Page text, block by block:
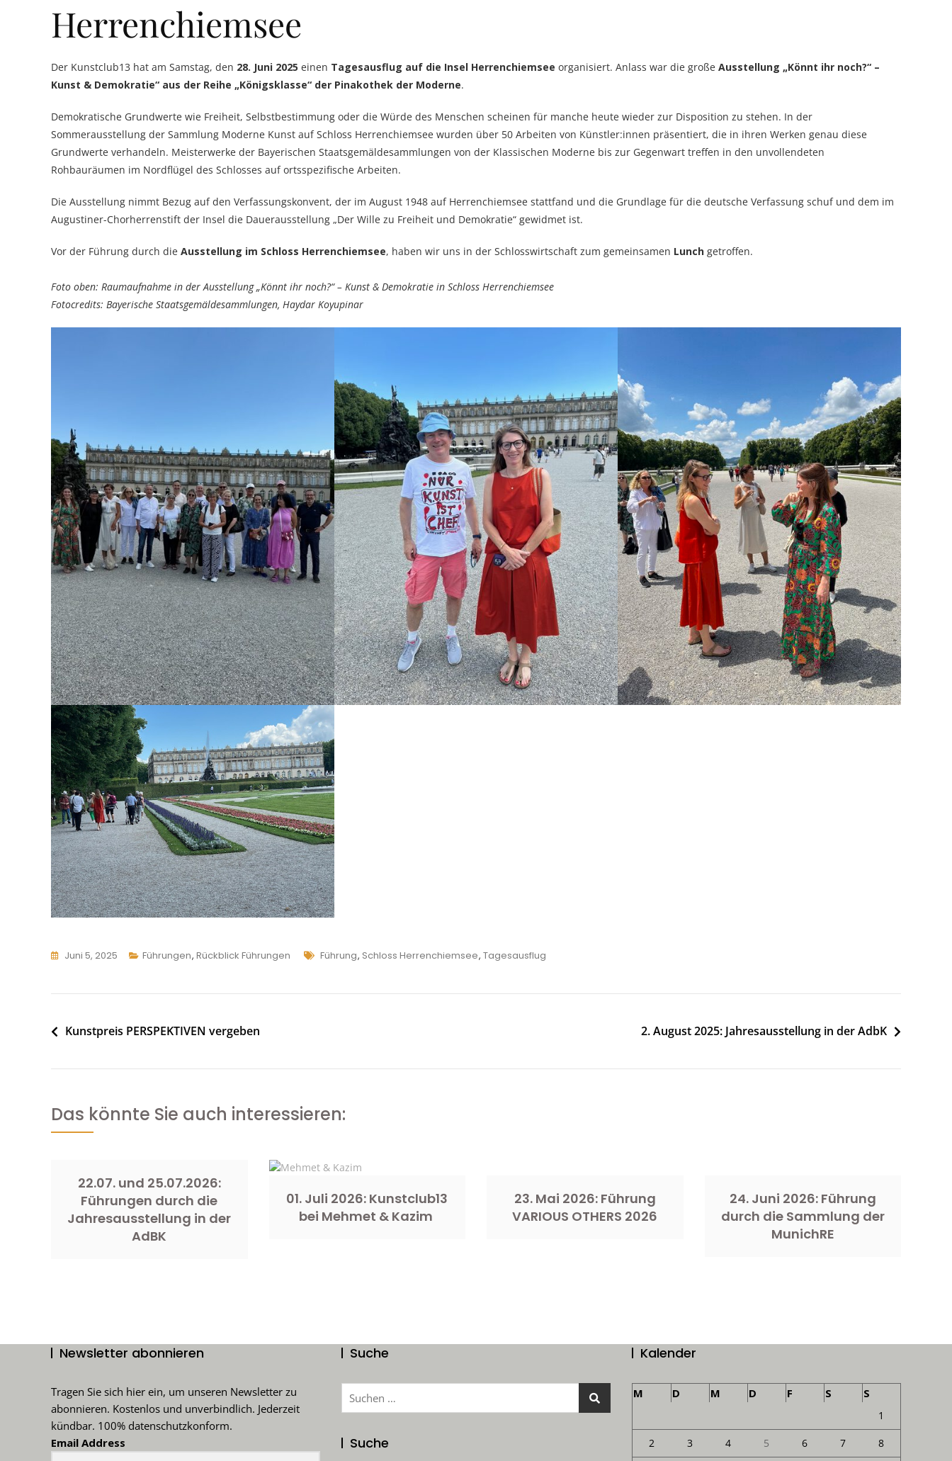
Herrenchiemsee
Der Kunstclub13 hat am Samstag, den 28. Juni 2025 einen Tagesausflug auf die Insel Herrenchiemsee organisiert. Anlass war die große Ausstellung „Könnt ihr noch?“ –
Kunst & Demokratie“ aus der Reihe „Königsklasse“ der Pinakothek der Moderne.
Demokratische Grundwerte wie Freiheit, Selbstbestimmung oder die Würde des Menschen scheinen für manche heute wieder zur Disposition zu stehen. In der
Sommerausstellung der Sammlung Moderne Kunst auf Schloss Herrenchiemsee wurden über 50 Arbeiten von Künstler:innen präsentiert, die in ihren Werken genau diese
Grundwerte verhandeln. Meisterwerke der Bayerischen Staatsgemäldesammlungen von der Klassischen Moderne bis zur Gegenwart treffen in den unvollendeten
Rohbauräumen im Nordflügel des Schlosses auf ortsspezifische Arbeiten.
Die Ausstellung nimmt Bezug auf den Verfassungskonvent, der im August 1948 auf Herrenchiemsee stattfand und die Grundlage für die deutsche Verfassung schuf und dem im
Augustiner-Chorherrenstift der Insel die Dauerausstellung „Der Wille zu Freiheit und Demokratie“ gewidmet ist.
Vor der Führung durch die Ausstellung im Schloss Herrenchiemsee, haben wir uns in der Schlosswirtschaft zum gemeinsamen Lunch getroffen.
Foto oben: Raumaufnahme in der Ausstellung „Könnt ihr noch?“ – Kunst & Demokratie in Schloss Herrenchiemsee
Fotocredits: Bayerische Staatsgemäldesammlungen, Haydar Koyupinar
Juni 5, 2025 Führungen, Rückblick Führungen Tags
Führung, Schloss Herrenchiemsee, Tagesausflug
Beitragsnavigation
Kunstpreis PERSPEKTIVEN vergeben 2. August 2025: Jahresausstellung in der AdbK
Das könnte Sie auch interessieren:
22.07. und 25.07.2026:
Führungen durch die
Jahresausstellung in der
AdBK
01. Juli 2026: Kunstclub13
bei Mehmet & Kazim
23. Mai 2026: Führung
VARIOUS OTHERS 2026
24. Juni 2026: Führung
durch die Sammlung der
MunichRE
Newsletter abonnieren
Tragen Sie sich hier ein, um unseren Newsletter zu
abonnieren. Kostenlos und unverbindlich. Jederzeit
kündbar. 100% datenschutzkonform.
Email Address
Suche
Suchen
Suche
Kalender
M D M D F S S
1
2 3 4 5 6 7 8